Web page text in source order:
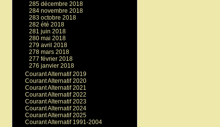
285 décembre 2018
284 novembre 2018
283 octobre 2018
282 été 2018
281 juin 2018
280 mai 2018
279 avril 2018
278 mars 2018
277 février 2018
276 janvier 2018
Courant Alternatif 2019
Courant Alternatif 2020
Courant Alternatif 2021
Courant Alternatif 2022
Courant Alternatif 2023
Courant Alternatif 2024
Courant Alternatif 2025
Courant Alternatif 1991-2004